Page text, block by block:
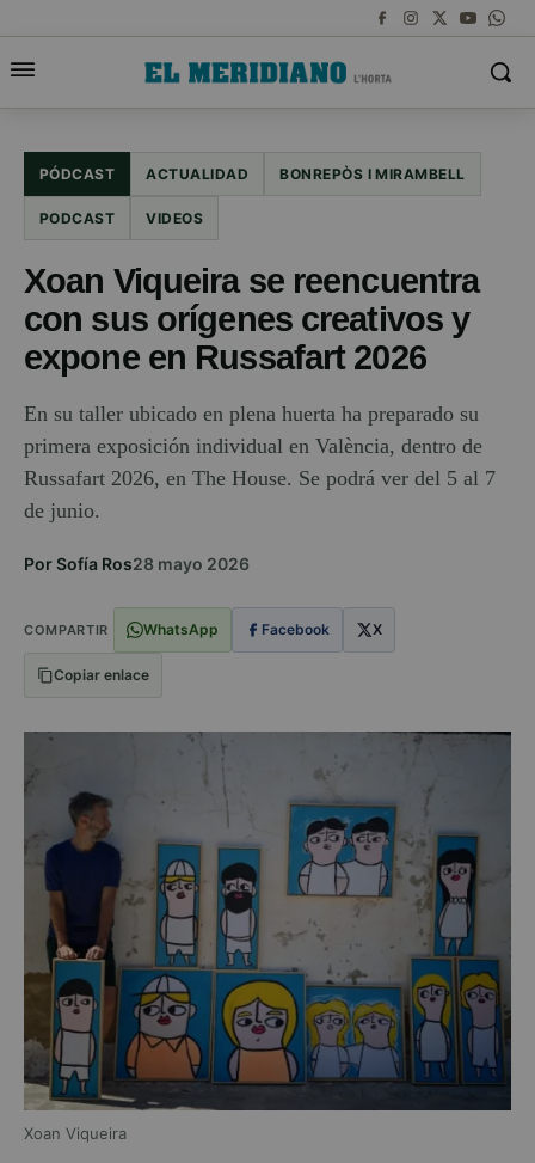
PÓDCAST ACTUALIDAD BONREPÒS I MIRAMBELL
PODCAST VIDEOS
Xoan Viqueira se reencuentra
con sus orígenes creativos y
expone en Russafart 2026
En su taller ubicado en plena huerta ha preparado su
primera exposición individual en València, dentro de
Russafart 2026, en The House. Se podrá ver del 5 al 7
de junio.
Por Sofía Ros28 mayo 2026
COMPARTIR WhatsApp Facebook X
Copiar enlace
Xoan Viqueira